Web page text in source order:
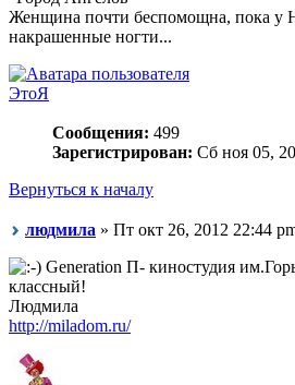
Женщина почти беспомощна, пока у
накрашенные ногти...
ЭтоЯ
Сообщения: 499
Зарегистрирован: Сб ноя 05,
Вернуться к началу
людмила » Пт окт 26, 2012 22:44
Generation П- киностудия
классный!
Людмила
http://miladom.ru/